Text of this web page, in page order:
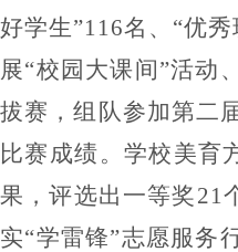
好学生”116名、 “优秀
展“校园大课间”活动
拔赛，组队参加第二
比赛成绩。 学校美育
果，评选出 一等奖21
实“学雷锋”志愿服务